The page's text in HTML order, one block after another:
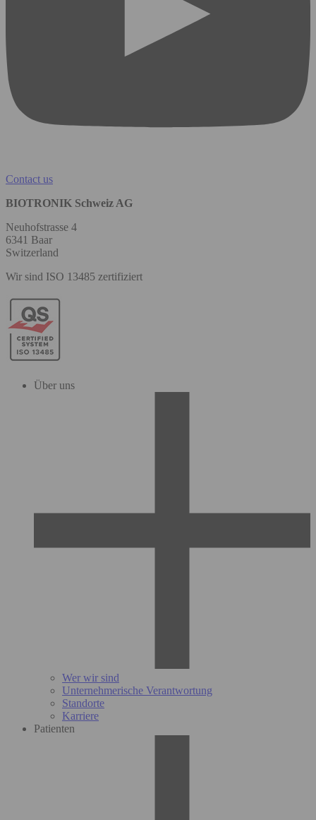
Contact us
BIOTRONIK Schweiz AG
Neuhofstrasse 4
6341 Baar
Switzerland
Wir sind ISO 13485 zertifiziert
Über uns
Wer wir sind
Unternehmerische Verantwortung
Standorte
Karriere
Patienten